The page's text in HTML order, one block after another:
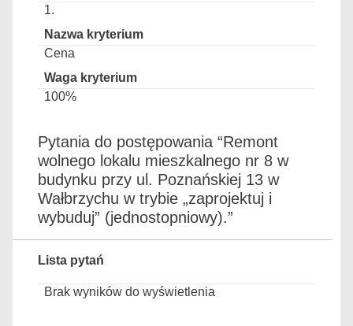
1.
Cena
100%
Pytania do postępowania “Remont
wolnego lokalu mieszkalnego nr 8 w
budynku przy ul. Poznańskiej 13 w
Wałbrzychu w trybie „zaprojektuj i
wybuduj” (jednostopniowy).”
Lista pytań
Brak wyników do wyświetlenia